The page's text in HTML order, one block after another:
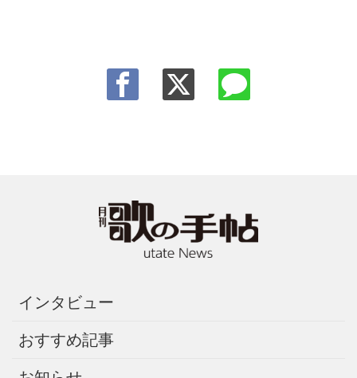
インタビュー
おすすめ記事